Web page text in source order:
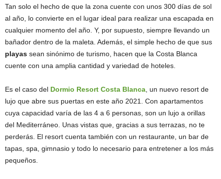
Tan solo el hecho de que la zona cuente con unos 300 días de sol
al año, lo convierte en el lugar ideal para realizar una escapada en
cualquier momento del año. Y, por supuesto, siempre llevando un
bañador dentro de la maleta. Además, el simple hecho de que sus
playas sean sinónimo de turismo, hacen que la Costa Blanca
cuente con una amplia cantidad y variedad de hoteles.
Es el caso del Dormio Resort Costa Blanca , un nuevo resort de
lujo que abre sus puertas en este año 2021. Con apartamentos
cuya capacidad varía de las 4 a 6 personas, son un lujo a orillas
del Mediterráneo. Unas vistas que, gracias a sus terrazas, no te
perderás. El resort cuenta también con un restaurante, un bar de
tapas, spa, gimnasio y todo lo necesario para entretener a los más
pequeños.